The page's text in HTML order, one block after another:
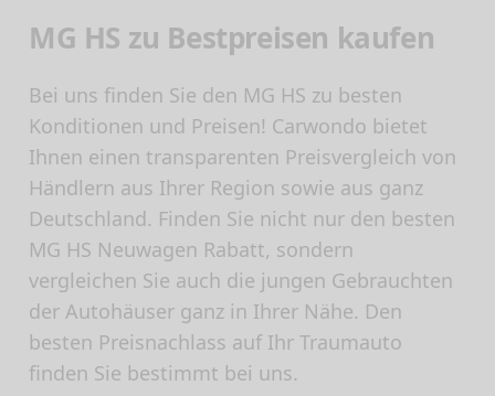
MG HS zu Bestpreisen kaufen
Bei uns finden Sie den MG HS zu besten
Konditionen und Preisen! Carwondo bietet
Ihnen einen transparenten Preisvergleich von
Händlern aus Ihrer Region sowie aus ganz
Deutschland. Finden Sie nicht nur den besten
MG HS Neuwagen Rabatt, sondern
vergleichen Sie auch die jungen Gebrauchten
der Autohäuser ganz in Ihrer Nähe. Den
besten Preisnachlass auf Ihr Traumauto
finden Sie bestimmt bei uns.